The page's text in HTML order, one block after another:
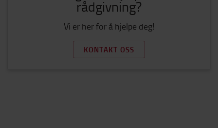
rådgivning?
Vi er her for å hjelpe deg!
KONTAKT OSS